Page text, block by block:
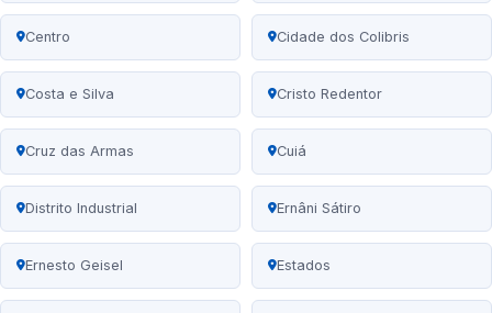
Centro Cidade dos Colibris
Costa e Silva Cristo Redentor
Cruz das Armas Cuiá
Distrito Industrial Ernâni Sátiro
Ernesto Geisel Estados